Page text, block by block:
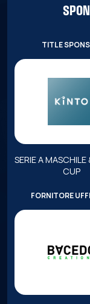
TITLE
SERIE A MASCHILE
CUP
FORNITORE